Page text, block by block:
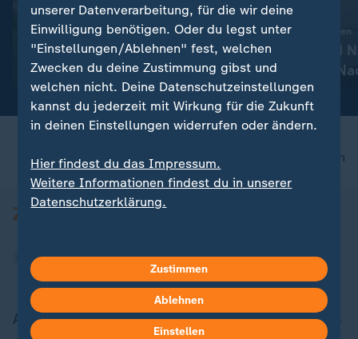
Druck auf Manager steigt:
Verkehrsminister Bilger will
Bahn-Boni an Ziele koppeln
mit Video 0:20
Liveblog
Aktuelle Entwicklungen
Iran-Krieg und
Konflikt: Alle
Liveblog
nach oben
Aktuell bei ZDFheute
unserer Datenverarbeitung, für die wir deine
Einwilligung benötigen. Oder du legst unter
"Einstellungen/Ablehnen" fest, welchen
Zwecken du deine Zustimmung gibst und
welchen nicht. Deine Datenschutzeinstellungen
kannst du jederzeit mit Wirkung für die Zukunft
in deinen Einstellungen widerrufen oder ändern.
Hier findest du das Impressum.
Weitere Informationen findest du in unserer
Datenschutzerklärung.
Zustimmen
Ablehnen
Einstellen